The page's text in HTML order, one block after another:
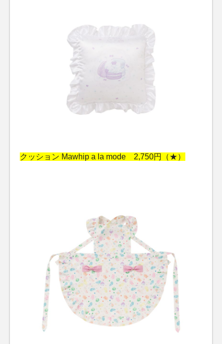
クッション Mawhip a la mode 2,750円（★）